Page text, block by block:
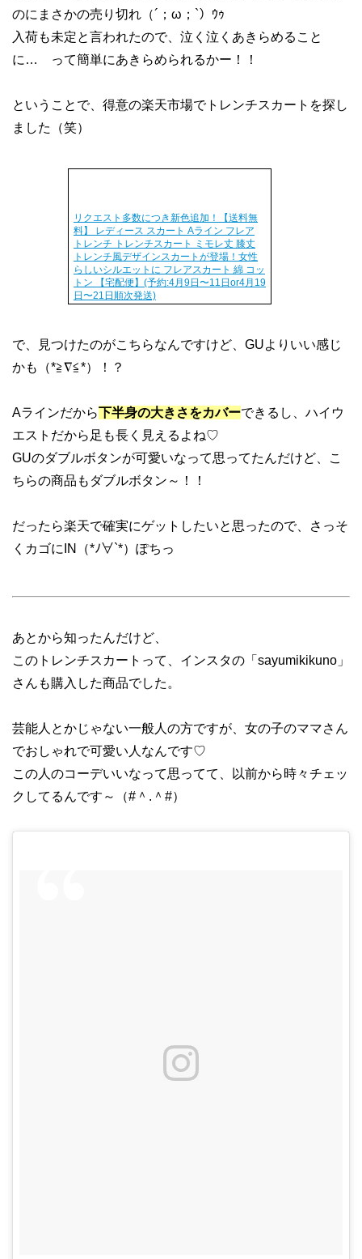
のにまさかの売り切れ（´；ω；`）ｳｩ
入荷も未定と言われたので、泣く泣くあきらめること
に… って簡単にあきらめられるかー！！
ということで、得意の楽天市場でトレンチスカートを探し
ました（笑）
リクエスト多数につき新色追加！【送料無
料】 レディース スカート Aライン フレア
トレンチ トレンチスカート ミモレ丈 膝丈
トレンチ風デザインスカートが登場！女性
らしいシルエットに フレアスカート 綿 コッ
トン 【宅配便】(予約:4月9日〜11日or4月19
日〜21日順次発送)
で、見つけたのがこちらなんですけど、GUよりいい感じ
かも（*≧∇≦*）！？
Aラインだから下半身の大きさをカバーできるし、ハイウ
エストだから足も長く見えるよね♡
GUのダブルボタンが可愛いなって思ってたんだけど、こ
ちらの商品もダブルボタン～！！
だったら楽天で確実にゲットしたいと思ったので、さっそ
くカゴにIN（*ﾉ∀`*）ぽちっ
あとから知ったんだけど、
このトレンチスカートって、インスタの「sayumikikuno」
さんも購入した商品でした。
芸能人とかじゃない一般人の方ですが、女の子のママさん
でおしゃれで可愛い人なんです♡
この人のコーデいいなって思ってて、以前から時々チェッ
クしてるんです～（#＾.＾#）